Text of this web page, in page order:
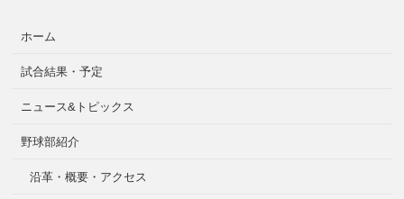
ホーム
試合結果・予定
ニュース&トピックス
野球部紹介
沿革・概要・アクセス